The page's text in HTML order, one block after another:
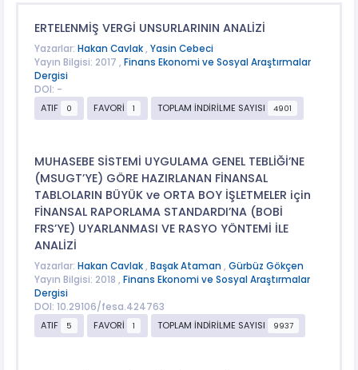
ERTELENMİŞ VERGİ UNSURLARININ ANALİZİ
Yazarlar: Hakan Cavlak, Yasin Cebeci
Yayın Bilgisi: 2017 , Finans Ekonomi ve Sosyal Araştırmalar
Dergisi
DOI: -
ATIF
0 FAVORİ 1 TOPLAM İNDİRİLME SAYISI 4901
MUHASEBE SİSTEMİ UYGULAMA GENEL TEBLİĞİ’NE
(MSUGT’YE) GÖRE HAZIRLANAN FİNANSAL
TABLOLARIN BÜYÜK ve ORTA BOY İŞLETMELER için
FİNANSAL RAPORLAMA STANDARDI’NA (BOBİ
FRS’YE) UYARLANMASI VE RASYO YÖNTEMİ İLE
ANALİZİ
Yazarlar: Hakan Cavlak, Başak Ataman , Gürbüz Gökçen
Yayın Bilgisi: 2018 , Finans Ekonomi ve Sosyal Araştırmalar
Dergisi
DOI: 10.29106/fesa.424763
ATIF
5 FAVORİ 1 TOPLAM İNDİRİLME SAYISI 9937